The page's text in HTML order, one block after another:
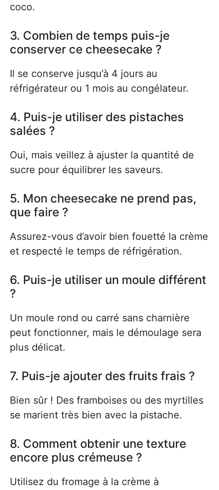
coco.
3. Combien de temps puis-je
conserver ce cheesecake ?
Il se conserve jusqu’à 4 jours au
réfrigérateur ou 1 mois au congélateur.
4. Puis-je utiliser des pistaches
salées ?
Oui, mais veillez à ajuster la quantité de
sucre pour équilibrer les saveurs.
5. Mon cheesecake ne prend pas,
que faire ?
Assurez-vous d’avoir bien fouetté la crème
et respecté le temps de réfrigération.
6. Puis-je utiliser un moule différent
?
Un moule rond ou carré sans charnière
peut fonctionner, mais le démoulage sera
plus délicat.
7. Puis-je ajouter des fruits frais ?
Bien sûr ! Des framboises ou des myrtilles
se marient très bien avec la pistache.
8. Comment obtenir une texture
encore plus crémeuse ?
Utilisez du fromage à la crème à